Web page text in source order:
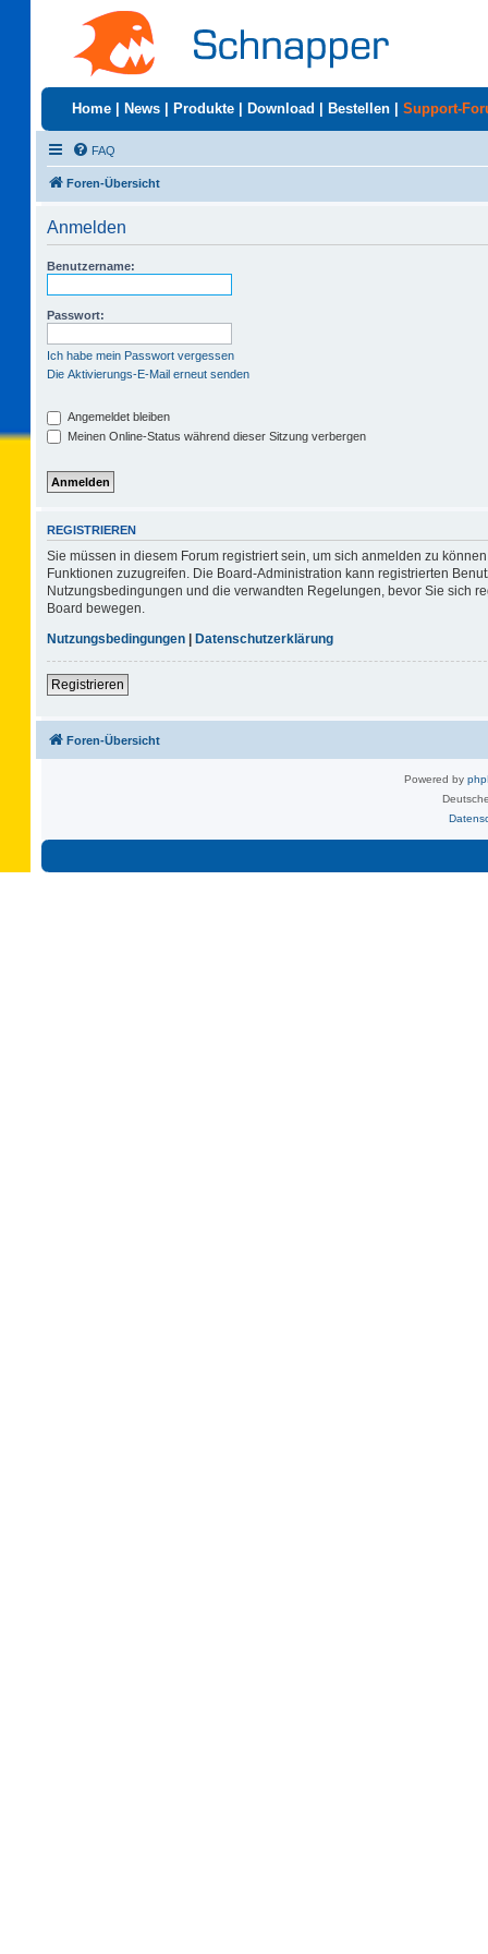
Home News Produkte Download Bestellen Support-
FAQ
Foren-Übersicht
Anmelden
Benutzername:
Passwort:
Ich habe mein Passwort vergessen
Die Aktivierungs-E-Mail erneut senden
Angemeldet bleiben
Meinen Online-Status während dieser Sitzung verbergen
REGISTRIEREN
Sie müssen in diesem Forum registriert sein, um sich anmelden zu
Funktionen zuzugreifen. Die Board-Administration kann registrierten
Nutzungsbedingungen und die verwandten Regelungen, bevor Sie sich
Board bewegen.
Nutzungsbedingungen | Datenschutzerklärung
Registrieren
Foren-Übersicht
Powered by